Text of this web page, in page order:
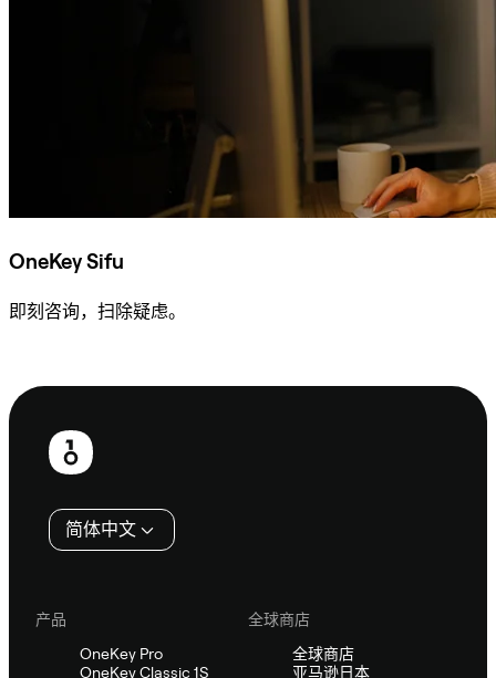
OneKey Sifu
即刻咨询，扫除疑虑。
页
简体中文
产品
OneKey Pro
OneKey Classic 1S
全球商店
全球商店
亚马逊日本